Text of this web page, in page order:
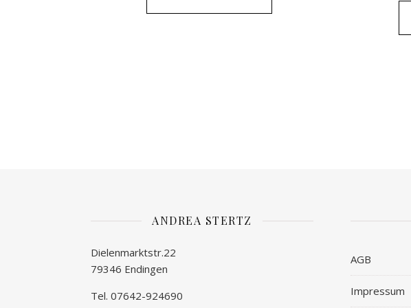
ANDREA STERTZ
Dielenmarktstr.22
79346 Endingen
Tel. 07642-924690
AGB
Impressum